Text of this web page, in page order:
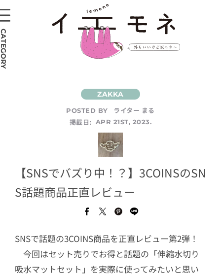
POSTED BY
ライター まる
掲載日:
APR 21ST, 2023.
【SNSでバズり中！？】3COINSのSN
S話題商品正直レビュー
SNSで話題の3COINS商品を正直レビュー第2弾！
今回はセット売りでお得と話題の「伸縮水切り
吸水マットセット」を実際に使ってみたいと思い